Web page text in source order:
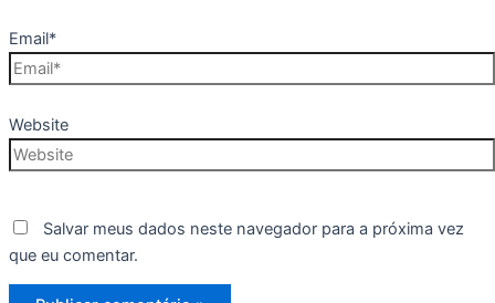
Email*
Website
Salvar meus dados neste navegador para a próxima vez
que eu comentar.